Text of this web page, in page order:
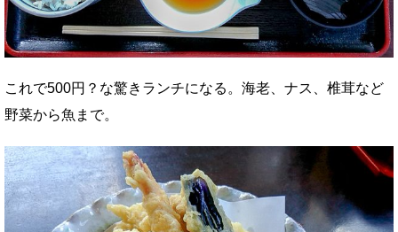
これで500円？な驚きランチになる。海老、ナス、椎茸など
野菜から魚まで。